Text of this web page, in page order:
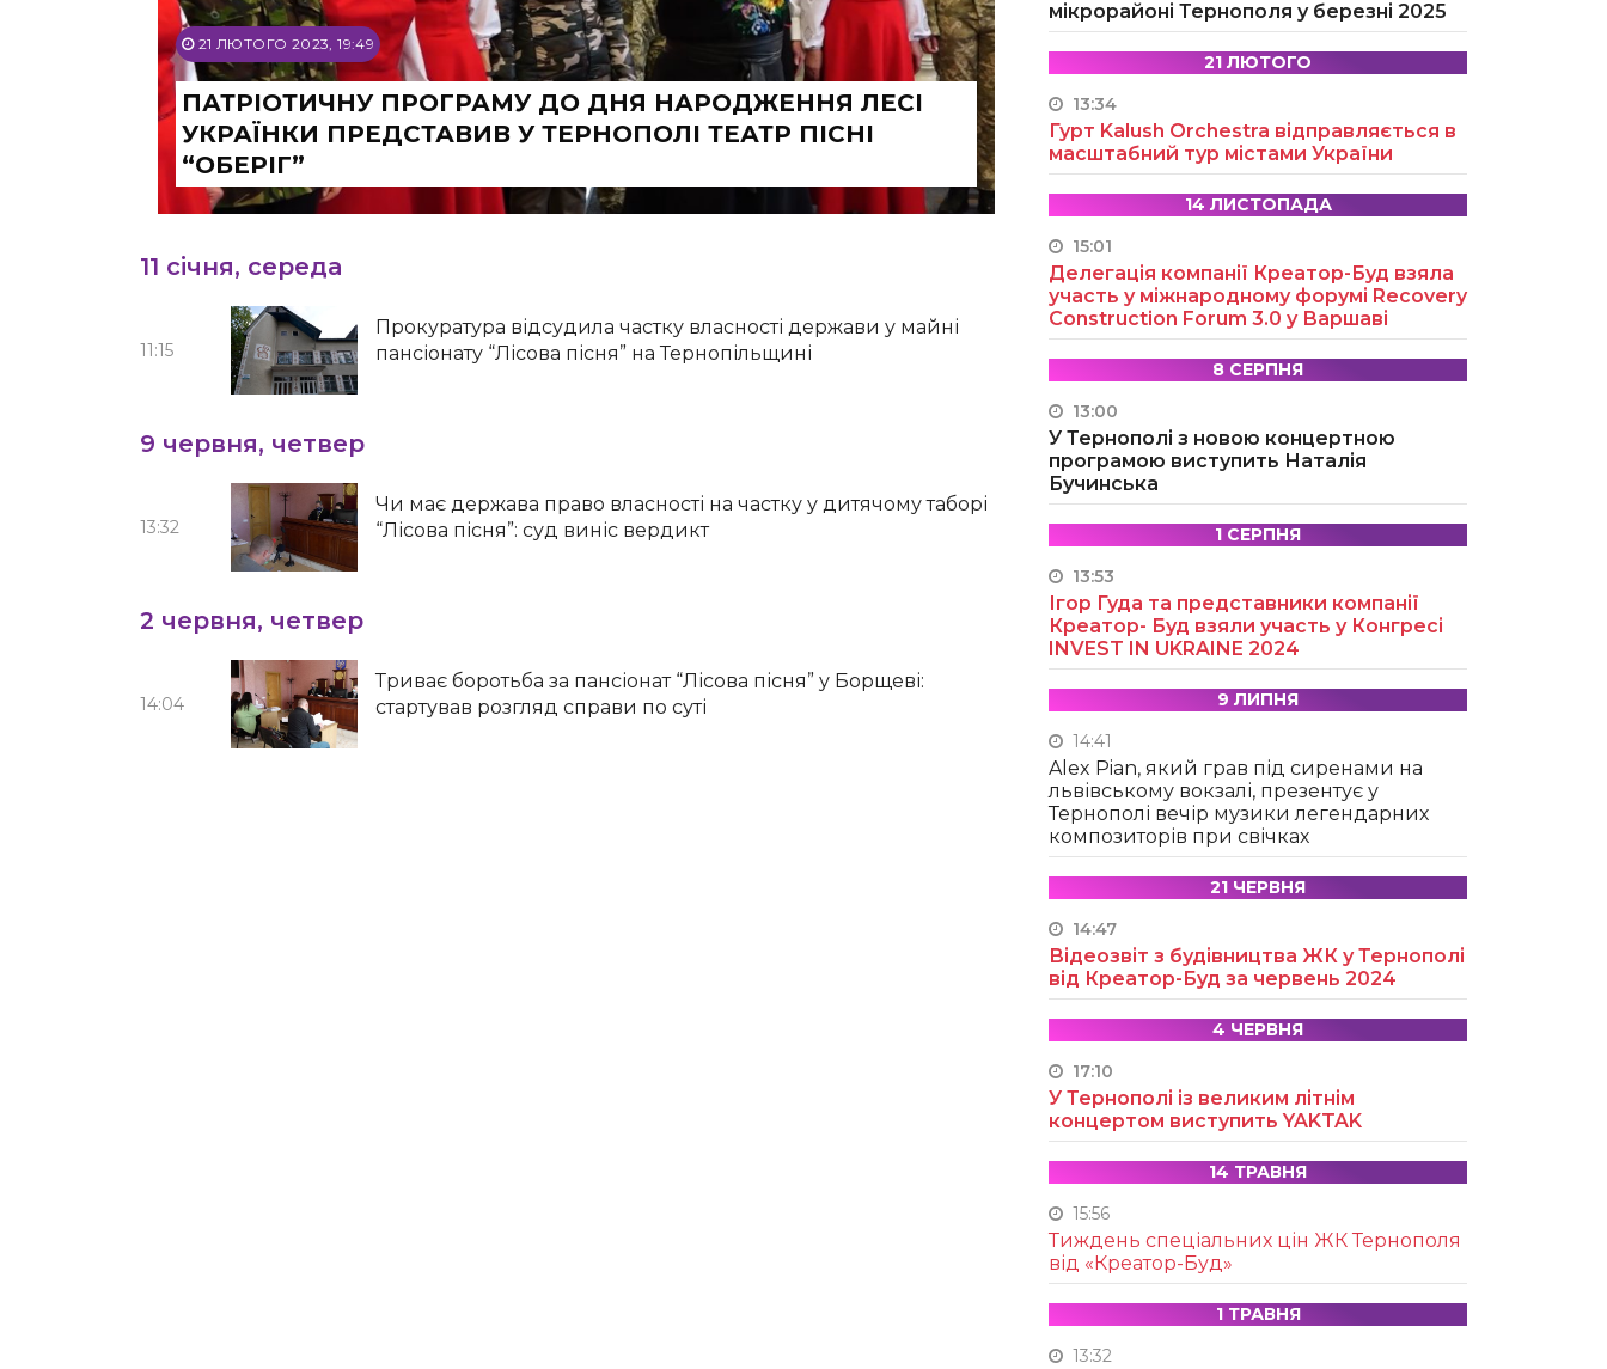
21 ЛЮТОГО 2023, 19:49
ПАТРІОТИЧНУ ПРОГРАМУ ДО ДНЯ НАРОДЖЕННЯ ЛЕСІ
УКРАЇНКИ ПРЕДСТАВИВ У ТЕРНОПОЛІ ТЕАТР ПІСНІ
“ОБЕРІГ”
11 січня, середа
11:15
Прокуратура відсудила частку власності держави у майні
пансіонату “Лісова пісня” на Тернопільщині
9 червня, четвер
13:32
Чи має держава право власності на частку у дитячому таборі
“Лісова пісня”: суд виніс вердикт
2 червня, четвер
14:04
Триває боротьба за пансіонат “Лісова пісня” у Борщеві:
стартував розгляд справи по суті
мікрорайоні Тернополя у березні 2025
21 ЛЮТОГО
13:34
Гурт Kalush Orchestra відправляється в
масштабний тур містами України
14 ЛИСТОПАДА
15:01
Делегація компанії Креатор-Буд взяла
участь у міжнародному форумі Recovery
Construction Forum 3.0 у Варшаві
8 СЕРПНЯ
13:00
У Тернополі з новою концертною
програмою виступить Наталія
Бучинська
1 СЕРПНЯ
13:53
Ігор Гуда та представники компанії
Креатор- Буд взяли участь у Конгресі
INVEST IN UKRAINE 2024
9 ЛИПНЯ
14:41
Alex Pian, який грав під сиренами на
львівському вокзалі, презентує у
Тернополі вечір музики легендарних
композиторів при свічках
21 ЧЕРВНЯ
14:47
Відеозвіт з будівництва ЖК у Тернополі
від Креатор-Буд за червень 2024
4 ЧЕРВНЯ
17:10
У Тернополі із великим літнім
концертом виступить YAKTAK
14 ТРАВНЯ
15:56
Тиждень спеціальних цін ЖК Тернополя
від «Креатор-Буд»
1 ТРАВНЯ
13:32